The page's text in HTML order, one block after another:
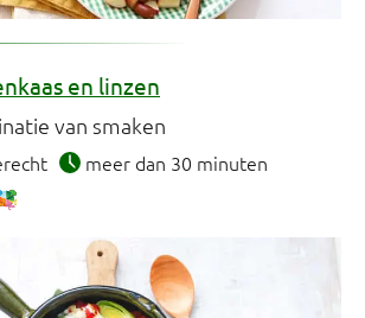
en linzen
van smaken
meer dan 30 minuten